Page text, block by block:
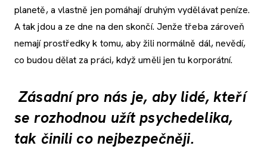
planetě, a vlastně jen pomáhají druhým vydělávat peníze.
A tak jdou a ze dne na den skončí. Jenže třeba zároveň
nemají prostředky k tomu, aby žili normálně dál, nevědí,
co budou dělat za práci, když uměli jen tu korporátní.
Zásadní pro nás je, aby lidé, kteří
se rozhodnou užít psychedelika,
tak činili co nejbezpečněji.